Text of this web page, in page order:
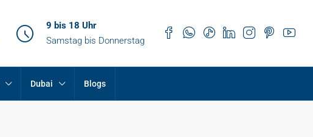
9 bis 18 Uhr
Samstag bis Donnerstag
Dubai Blogs